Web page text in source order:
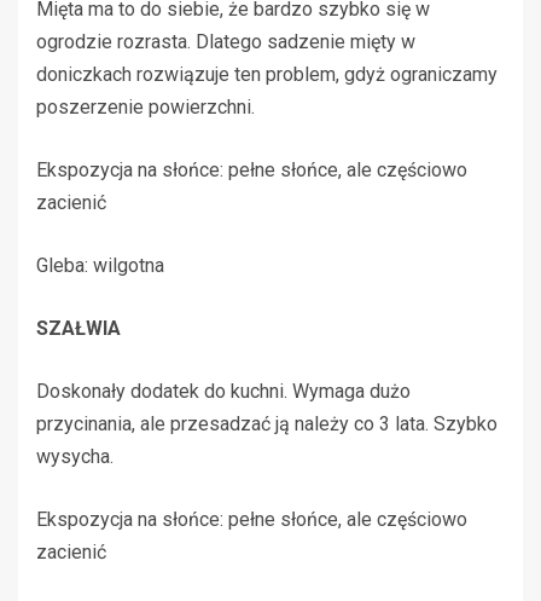
Mięta ma to do siebie, że bardzo szybko się w
ogrodzie rozrasta. Dlatego sadzenie mięty w
doniczkach rozwiązuje ten problem, gdyż ograniczamy
poszerzenie powierzchni.
Ekspozycja na słońce: pełne słońce, ale częściowo
zacienić
Gleba: wilgotna
SZAŁWIA
Doskonały dodatek do kuchni. Wymaga dużo
przycinania, ale przesadzać ją należy co 3 lata. Szybko
wysycha.
Ekspozycja na słońce: pełne słońce, ale częściowo
zacienić